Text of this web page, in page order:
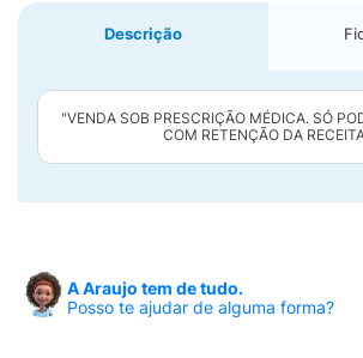
Descrição
"VENDA SOB PRESCRIÇÃO MÉDICA. SÓ
COM RETENÇÃO DA
A Araujo tem de tudo.
Posso te ajudar de alguma forma?